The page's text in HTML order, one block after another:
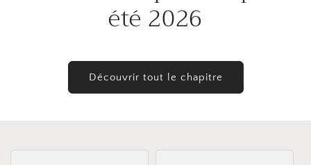
été 2026
Découvrir tout le chapitre